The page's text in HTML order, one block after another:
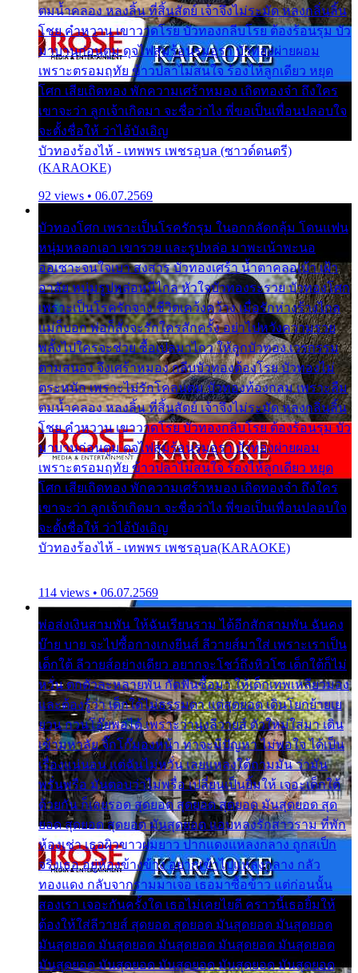
ตมน้ำคลอง หลงลิ้น ที่สิ้นสัตย์ เจ้าจึงไม่ระมัด หลงกลิ่นลิ้น
โชย คำหวาน เขาวาดโรย บัวทองกลีบโรย ต้องร้อนรุม บัว
มาบานก่อนตูม ดุจไฟสุมร้อนรุมอุรา บัวทองผ่ายผอม
เพราะตรอมฤทัย ข้าวปลาไม่สนใจ ร้องไห้ลูกเดียว หยุด
โศก เสียเถิดทอง พักความเศร้าหมอง เถิดทองจ๋า ถึงใคร
เขาจะว่า ลูกเจ้าเกิดมา จะชื่อว่าไง พี่ขอเป็นเพื่อนปลอบใจ
จะตั้งชื่อให้ ว่าไอ้บังเอิญ
บัวทองร้องไห้ - เทพพร เพชรอุบล (ซาวด์ดนตรี)
(KARAOKE)
92 views • 06.07.2569
บัวทองโศก เพราะเป็นโรครักรุม ในอกกลัดกลุ้ม โดนแฟน
หนุ่มหลอกเอา เขารวย และรูปหล่อ มาพะเน้าพะนอ
ออเซาะจนใจเบา สงสาร บัวทองเศร้า น้ำตาคลอเบ้า เฝ้า
อาลัย หนุ่มรูปหล่อหนีไกล หัวใจบัวทองระรวย บัวทองโศก
เพราะเป็นโรครักจาง ชีวิตเคว้งคว้าง เมื่อรักห่างร้างไกล
แม่ก็บอก พ่อก็สั่งจะรักใครสักครั้ง อย่าไปหวังความรวย
พลั้งไปใครจะช่วย ซื้อเปลมาไกว ให้ลูกบัวทอง เวรกรรม
ตามสนอง จึงเศร้าหมอง กลีบบัวทองต้องโรย บัวทองไม่
ตระหนัก เพราะไม่รักโคลนตม บัวทองท้องกลม เพราะลืม
ตมน้ำคลอง หลงลิ้น ที่สิ้นสัตย์ เจ้าจึงไม่ระมัด หลงกลิ่นลิ้น
โชย คำหวาน เขาวาดโรย บัวทองกลีบโรย ต้องร้อนรุม บัว
มาบานก่อนตูม ดุจไฟสุมร้อนรุมอุรา บัวทองผ่ายผอม
เพราะตรอมฤทัย ข้าวปลาไม่สนใจ ร้องไห้ลูกเดียว หยุด
โศก เสียเถิดทอง พักความเศร้าหมอง เถิดทองจ๋า ถึงใคร
เขาจะว่า ลูกเจ้าเกิดมา จะชื่อว่าไง พี่ขอเป็นเพื่อนปลอบใจ
จะตั้งชื่อให้ ว่าไอ้บังเอิญ
บัวทองร้องไห้ - เทพพร เพชรอุบล(KARAOKE)
114 views • 06.07.2569
พ่อส่งเงินสามพัน ให้ฉันเรียนราม ได้อีกสักสามพัน ฉันคง
บ๊าย บาย จะไปซื้อกางเกงยีนส์ ลีวายส์มาใส่ เพราะเราเป็น
เด็กใต้ ลีวายส์อย่างเดียว อยากจะโชว์ถึงหิวโซ เด็กใต้ก็ไม่
หวั่น ตกตัวละหลายพัน กัดฟันซื้อมา ให้เด็กเทพเหลียวมอง
และต้องรู้ว่า เด็กใต้ไม่ธรรมดา แต่สุดยอด เดินโยกย้ายเย
ยวน กวนโอ๊ยพอได้ เพราะว่านุ่งลีวายส์ ตัวใหม่ใส่มา เดิน
เข้ามหาลัย จิ๊กโก๊มองหน้า ท่าจะมีปัญหา ไม่พอใจ ได้เป็น
เรื่องแน่นอน แต่ฉันไม่หวั่น เลยแหลงใต้ถามมัน ว่ามัน
พรั่นพรือ มันตอบว่าไม่พรื่อ เปลี่ยนเป็นยิ้มให้ เจอะเด็กใต้
ด้วยกัน ก็เลยรอด สุดยอด สุดยอด สุดยอด มันสุดยอด สุด
ยอด สุดยอด สุดยอด มันสุดยอด แอบหลงรักสาวราม ที่พัก
ห้องเช่า เธอผิวขาวผมยาว ปากแดงแหลงกลาง ถูกสเป็ก
จริงเธอ อยู่ห้องข้างข้าง อยากเข้าไปแหลงกลาง กลัว
ทองแดง กลับจากรามมาเจอ เธอมาซื้อข้าว แต่ก่อนนั้น
สองเรา เจอะกันครั้งใด เธอไม่เคยไยดี คราวนี้เธอยิ้มให้
ต้องให้ใส่ลีวายส์ สุดยอด สุดยอด มันสุดยอด มันสุดยอด
มันสุดยอด มันสุดยอด มันสุดยอด มันสุดยอด มันสุดยอด
มันสุดยอด มันสุดยอด มันสุดยอด มันสุดยอด มันสุดยอด